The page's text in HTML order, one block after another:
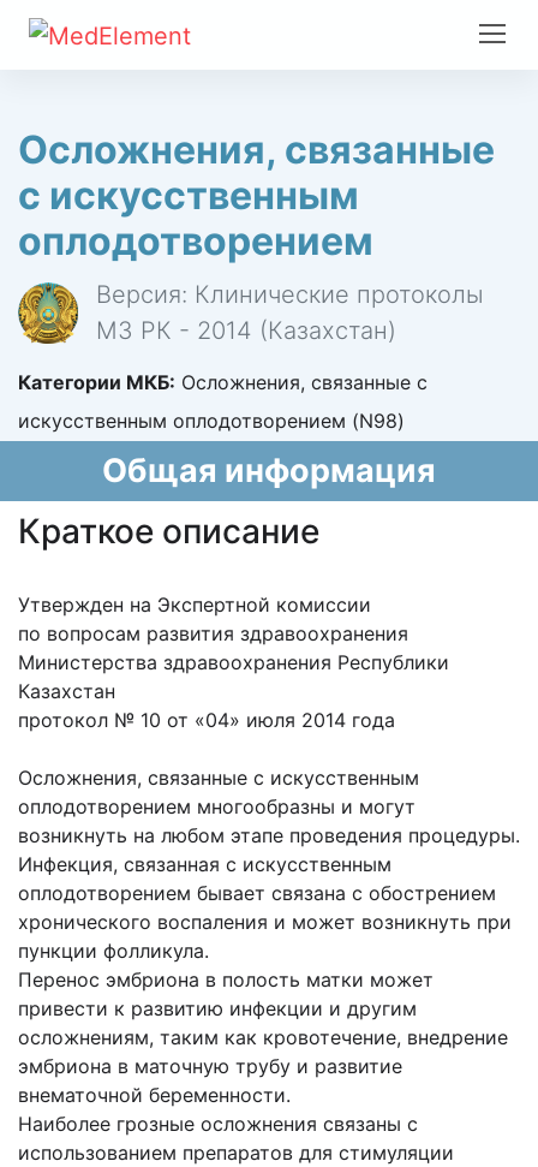
Осложнения, связанные
с искусственным
оплодотворением
Версия: Клинические протоколы
МЗ РК - 2014 (Казахстан)
Категории МКБ: Осложнения, связанные с
искусственным оплодотворением (N98)
Общая информация
Краткое описание
Утвержден на Экспертной комиссии
по вопросам развития здравоохранения
Министерства здравоохранения Республики
Казахстан
протокол № 10 от «04» июля 2014 года
Осложнения, связанные с искусственным
оплодотворением многообразны и могут
возникнуть на любом этапе проведения процедуры.
Инфекция, связанная с искусственным
оплодотворением бывает связана с обострением
хронического воспаления и может возникнуть при
пункции фолликула.
Перенос эмбриона в полость матки может
привести к развитию инфекции и другим
осложнениям, таким как кровотечение, внедрение
эмбриона в маточную трубу и развитие
внематочной беременности.
Наиболее грозные осложнения связаны с
использованием препаратов для стимуляции